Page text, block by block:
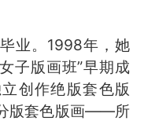
业。1998年，她
子版画班”早期成
创作绝版套色版
版套色版画——所